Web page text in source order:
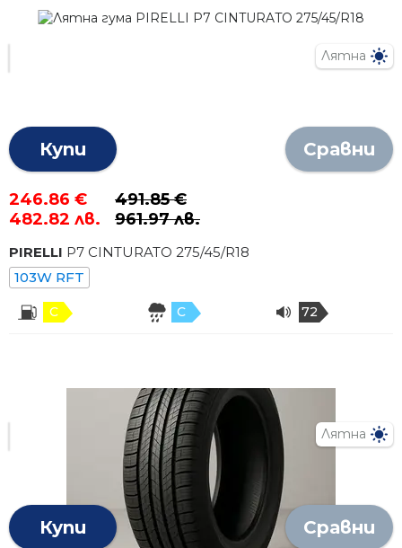
Лятна
Купи Сравни
246.86 €
482.82 лв.
491.85 €
961.97 лв.
PIRELLI P7 CINTURATO 275/45/R18
103W RFT
C C 72
Лятна
Купи Сравни